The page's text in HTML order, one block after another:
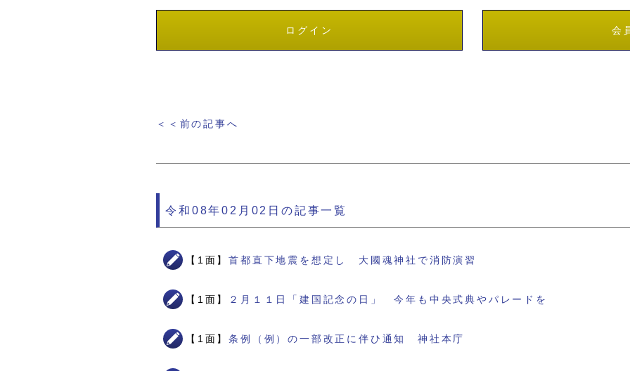
ログイン 会
＜＜前の記事へ
令和08年02月02日の記事一覧
【1面】首都直下地震を想定し 大國魂神社で消防演習
【1面】 ２月１１日「建国記念の日」 今年も中央式典やパレードを
【1面】条例（例）の一部改正に伴ひ通知 神社本庁